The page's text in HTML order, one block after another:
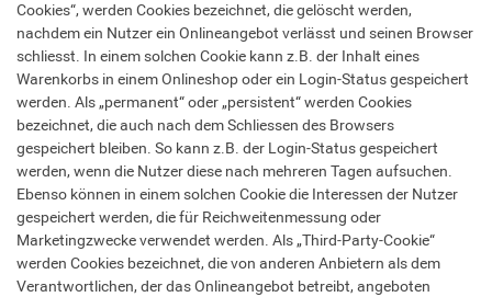
Cookies“, werden Cookies bezeichnet, die gelöscht werden,
nachdem ein Nutzer ein Onlineangebot verlässt und seinen Browser
schliesst. In einem solchen Cookie kann z.B. der Inhalt eines
Warenkorbs in einem Onlineshop oder ein Login-Status gespeichert
werden. Als „permanent“ oder „persistent“ werden Cookies
bezeichnet, die auch nach dem Schliessen des Browsers
gespeichert bleiben. So kann z.B. der Login-Status gespeichert
werden, wenn die Nutzer diese nach mehreren Tagen aufsuchen.
Ebenso können in einem solchen Cookie die Interessen der Nutzer
gespeichert werden, die für Reichweitenmessung oder
Marketingzwecke verwendet werden. Als „Third-Party-Cookie“
werden Cookies bezeichnet, die von anderen Anbietern als dem
Verantwortlichen, der das Onlineangebot betreibt, angeboten